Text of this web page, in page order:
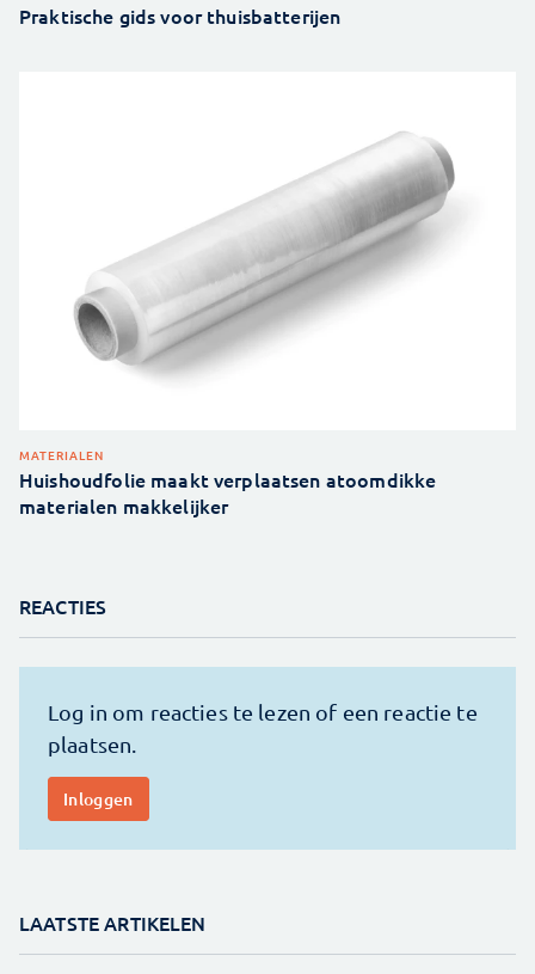
Praktische gids voor thuisbatterijen
MATERIALEN
Huishoudfolie maakt verplaatsen atoomdikke
materialen makkelijker
REACTIES
LAATSTE ARTIKELEN